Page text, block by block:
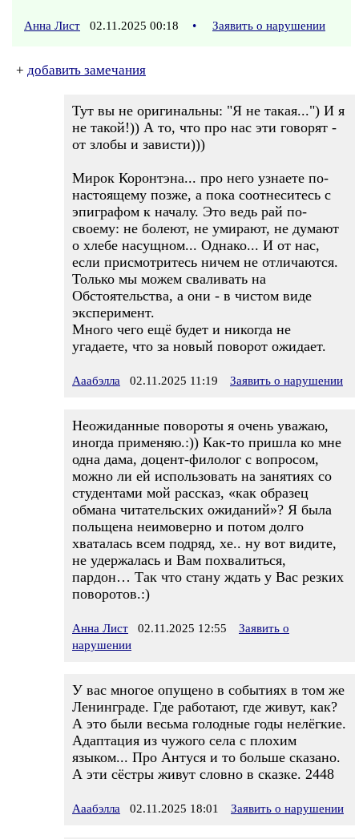
Анна Лист 02.11.2025 00:18 • Заявить о нарушении
+ добавить замечания
Тут вы не оригинальны: "Я не такая...") И я
не такой!)) А то, что про нас эти говорят -
от злобы и зависти)))
Мирок Коронтэна... про него узнаете по-
настоящему позже, а пока соотнеситесь с
эпиграфом к началу. Это ведь рай по-
своему: не болеют, не умирают, не думают
о хлебе насущном... Однако... И от нас,
если присмотритесь ничем не отличаются.
Только мы можем сваливать на
Обстоятельства, а они - в чистом виде
эксперимент.
Много чего ещё будет и никогда не
угадаете, что за новый поворот ожидает.
Ааабэлла 02.11.2025 11:19 Заявить о нарушении
Неожиданные повороты я очень уважаю,
иногда применяю.:)) Как-то пришла ко мне
одна дама, доцент-филолог с вопросом,
можно ли ей использовать на занятиях со
студентами мой рассказ, «как образец
обмана читательских ожиданий»? Я была
польщена неимоверно и потом долго
хваталась всем подряд, хе.. ну вот видите,
не удержалась и Вам похвалиться,
пардон… Так что стану ждать у Вас резких
поворотов.:)
Анна Лист 02.11.2025 12:55
Заявить о
нарушении
У вас многое опущено в событиях в том же
Ленинграде. Где работают, где живут, как?
А это были весьма голодные годы нелёгкие.
Адаптация из чужого села с плохим
языком... Про Антуся и то больше сказано.
А эти сёстры живут словно в сказке. 2448
Ааабэлла 02.11.2025 18:01 Заявить о нарушении